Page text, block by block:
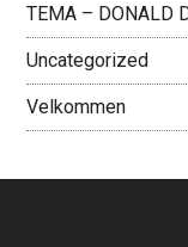
TEMA – DONALD
Uncategorized
Velkommen